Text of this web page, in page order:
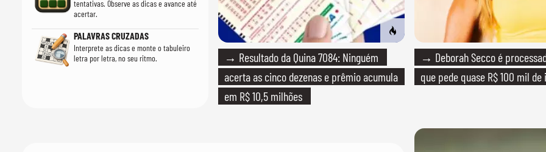
tentativas. Observe as dicas e avance até
acertar.
PALAVRAS CRUZADAS
Interprete as dicas e monte o tabuleiro
letra por letra, no seu ritmo.
→ Resultado da Quina 7084: Ninguém
acerta as cinco dezenas e prêmio acumula
em R$ 10,5 milhões
→ Deborah Secco é
que pede quase R$ 100 mil de